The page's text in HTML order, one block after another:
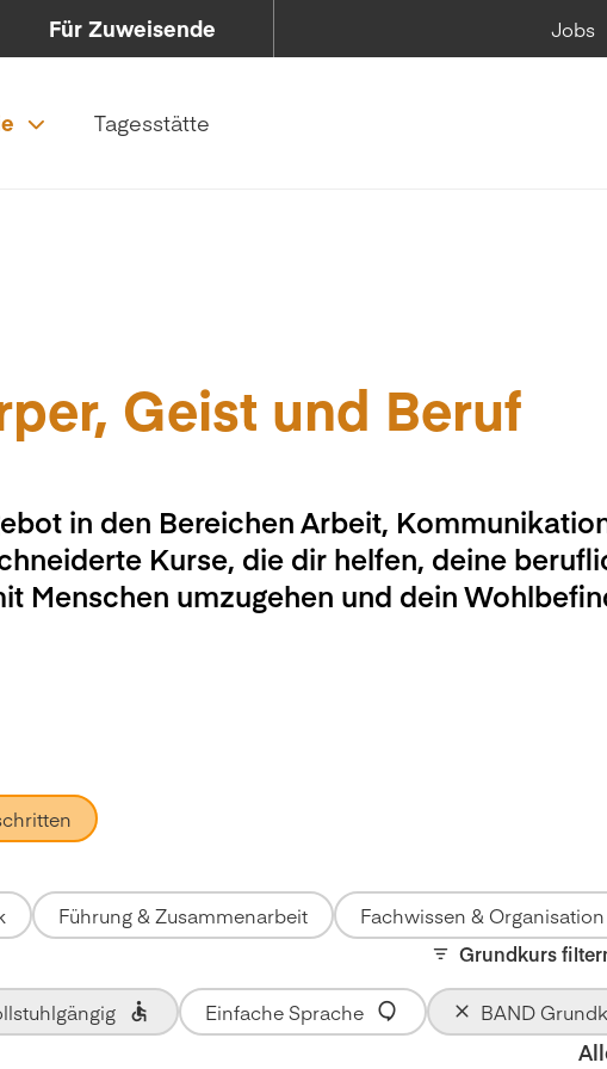
Für Zuweisende Jobs
Tagesstätte
Geist und Beruf
in den Bereichen Arbeit,
Kurse, die dir helfen, deine
Menschen umzugehen und dein
Führung & Zusammenarbeit
Fachwissen & Organisation
Einfache Sprache
Grundkurs
BAND